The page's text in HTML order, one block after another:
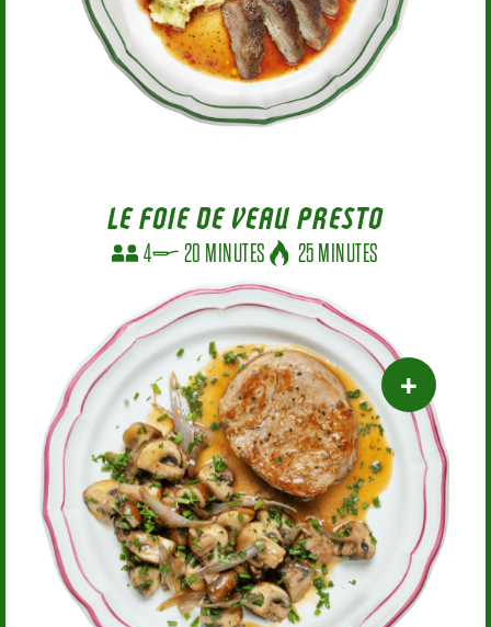
LE FOIE DE VEAU PRESTO
4 20 MINUTES 25 MINUTES